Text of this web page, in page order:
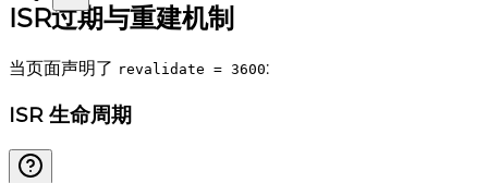
ISR过期与重建机制
当页面声明了 revalidate = 3600:
ISR 生命周期